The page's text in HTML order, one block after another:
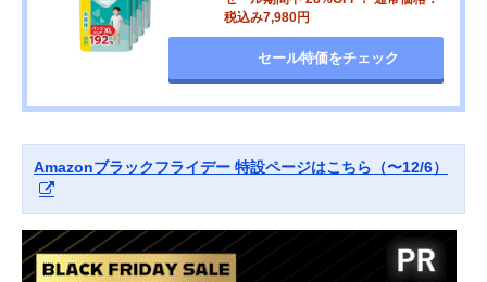
税込み7,980円
セール特価をチェック
Amazonブラックフライデー 特設ページはこちら（〜12/6）